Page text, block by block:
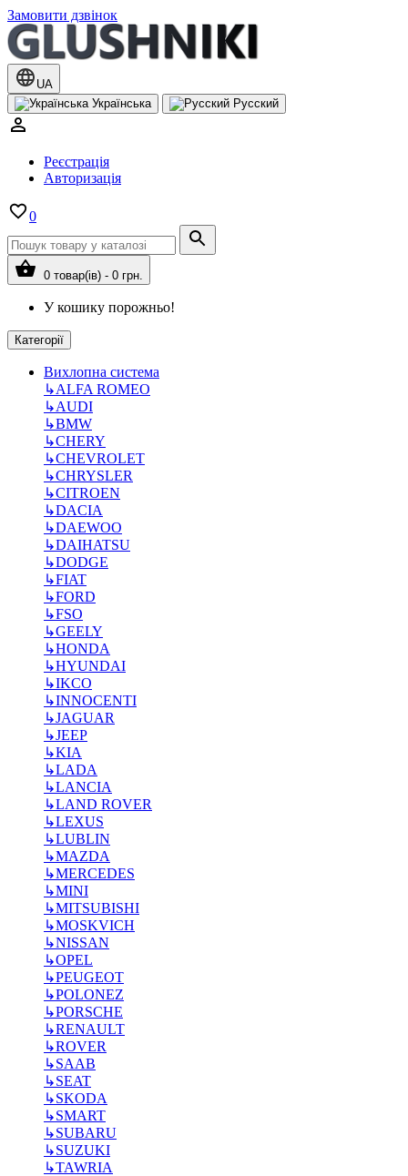
Замовити дзвінок
UA
Українська
Русский
Реєстрація
Авторизація
0
0 товар(ів) - 0 грн.
У кошику порожньо!
Категорії
Вихлопна система
↳ALFA ROMEO
↳AUDI
↳BMW
↳CHERY
↳CHEVROLET
↳CHRYSLER
↳CITROEN
↳DACIA
↳DAEWOO
↳DAIHATSU
↳DODGE
↳FIAT
↳FORD
↳FSO
↳GEELY
↳HONDA
↳HYUNDAI
↳IKCO
↳INNOCENTI
↳JAGUAR
↳JEEP
↳KIA
↳LADA
↳LANCIA
↳LAND ROVER
↳LEXUS
↳LUBLIN
↳MAZDA
↳MERCEDES
↳MINI
↳MITSUBISHI
↳MOSKVICH
↳NISSAN
↳OPEL
↳PEUGEOT
↳POLONEZ
↳PORSCHE
↳RENAULT
↳ROVER
↳SAAB
↳SEAT
↳SKODA
↳SMART
↳SUBARU
↳SUZUKI
↳TAWRIA